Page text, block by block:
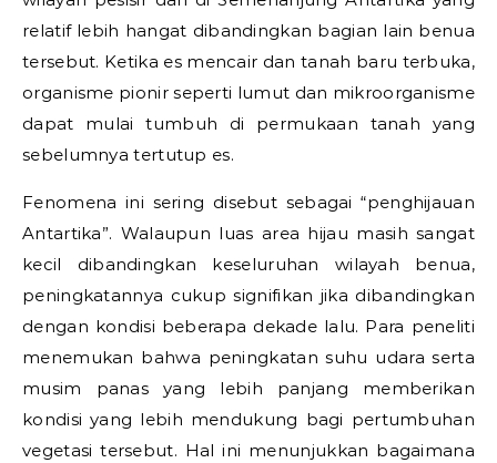
relatif lebih hangat dibandingkan bagian lain benua
tersebut. Ketika es mencair dan tanah baru terbuka,
organisme pionir seperti lumut dan mikroorganisme
dapat mulai tumbuh di permukaan tanah yang
sebelumnya tertutup es.
Fenomena ini sering disebut sebagai “penghijauan
Antartika”. Walaupun luas area hijau masih sangat
kecil dibandingkan keseluruhan wilayah benua,
peningkatannya cukup signifikan jika dibandingkan
dengan kondisi beberapa dekade lalu. Para peneliti
menemukan bahwa peningkatan suhu udara serta
musim panas yang lebih panjang memberikan
kondisi yang lebih mendukung bagi pertumbuhan
vegetasi tersebut. Hal ini menunjukkan bagaimana